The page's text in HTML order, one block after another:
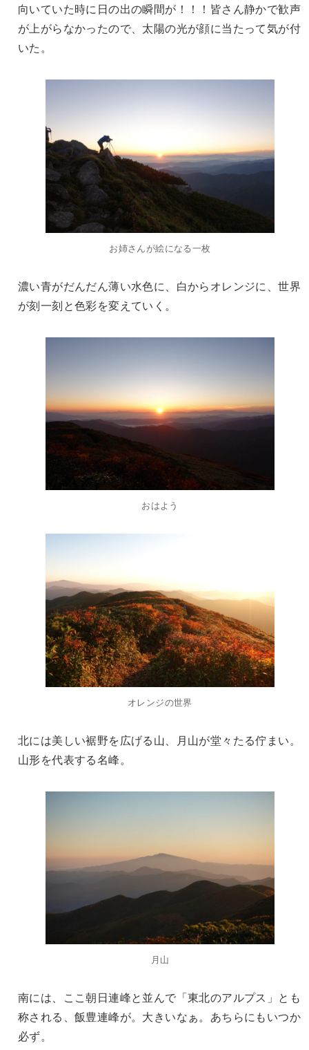
向いていた時に日の出の瞬間が！！！皆さん静かで歓声
が上がらなかったので、太陽の光が顔に当たって気が付
いた。
お姉さんが絵になる一枚
濃い青がだんだん薄い水色に、白からオレンジに、世界
が刻一刻と色彩を変えていく。
おはよう
オレンジの世界
北には美しい裾野を広げる山、月山が堂々たる佇まい。
山形を代表する名峰。
月山
南には、ここ朝日連峰と並んで「東北のアルプス」とも
称される、飯豊連峰が。大きいなぁ。あちらにもいつか
必ず。